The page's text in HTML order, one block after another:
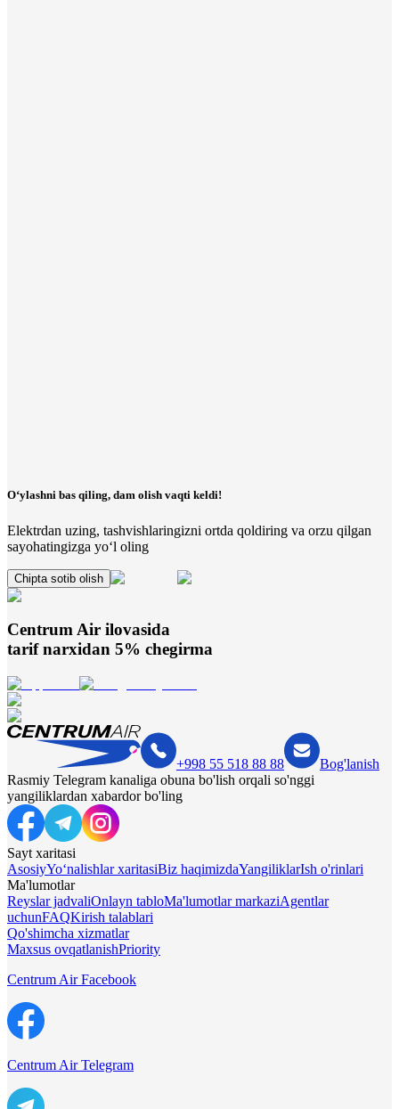
O‘ylashni bas qiling, dam olish vaqti keldi!
Elektrdan uzing, tashvishlaringizni ortda qoldiring va orzu qilgan
sayohatingizga yo‘l oling
Chipta sotib olish
Centrum Air ilovasida
tarif narxidan 5% chegirma
+998 55 518 88 88
Bog'lanish
Rasmiy Telegram kanaliga obuna bo'lish orqali so'nggi
yangiliklardan xabardor bo'ling
Sayt xaritasi
AsosiyYo‘nalishlar xaritasiBiz haqimizdaYangiliklarIsh o'rinlari
Ma'lumotlar
Reyslar jadvaliOnlayn tabloMa'lumotlar markaziAgentlar
uchunFAQKirish talablari
Qo'shimcha xizmatlar
Maxsus ovqatlanishPriority
Centrum Air Facebook
Centrum Air Telegram